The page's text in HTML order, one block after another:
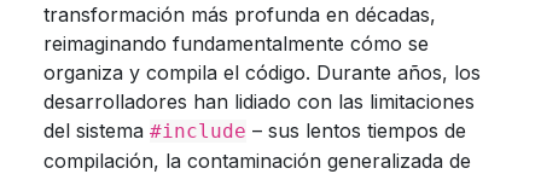
transformación más profunda en décadas,
reimaginando fundamentalmente cómo se
organiza y compila el código. Durante años, los
desarrolladores han lidiado con las limitaciones
del sistema #include – sus lentos tiempos de
compilación, la contaminación generalizada de